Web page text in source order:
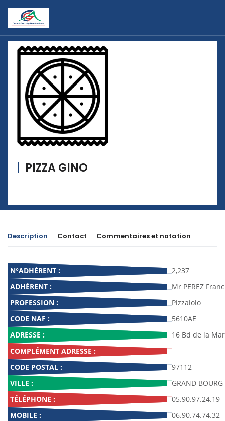
PIZZA GINO
Description Contact Commentaires et notation
N°ADHÉRENT :
2,237
ADHÉRENT :
Mr PEREZ
PROFESSION :
Pizzaiolo
CODE NAF :
5610AE
ADRESSE :
16 Bd de la
COMPLÉMENT ADRESSE :
CODE POSTAL :
97112
VILLE :
GRAND BOURG
TÉLÉPHONE :
05.90.97.24.19
MOBILE :
06.90.74.74.32